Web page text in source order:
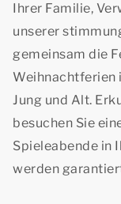
Ihrer Familie,
unserer
gemeinsam die
Weihnachtferien
Jung und Alt.
besuchen Sie
Spieleabende in
werden